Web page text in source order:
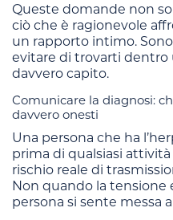
Queste domande non
ciò che è ragionevole
un rapporto intimo.
evitare di trovarti dentro
davvero capito.
Comunicare la diagnosi:
davvero onesti
Una persona che ha
prima di qualsiasi
rischio reale di
Non quando la tensione
persona si sente messa